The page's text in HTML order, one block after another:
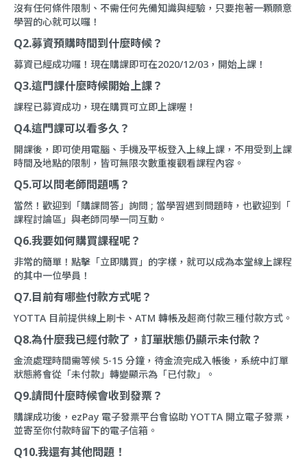
沒有任何條件限制、不需任何先備知識與經驗，只要抱著一顆願意
學習的心就可以囉！
Q2.募資預購時間到什麼時候？
募資已經成功囉！現在購課即可在2020/12/03，開始上課！
Q3.這門課什麼時候開始上課？
課程已募資成功，現在購買可立即上課喔！
Q4.這門課可以看多久？
開課後，即可使用電腦、手機及平板登入上線上課，不用受到上課
時間及地點的限制，皆可無限次數重複觀看課程內容。
Q5.可以問老師問題嗎？
當然！歡迎到「購課問答」詢問 ; 當學習遇到問題時，也歡迎到「
課程討論區 」與老師同學一同互動。
Q6.我要如何購買課程呢？
非常的簡單！點擊「立即購買」的字樣，就可以成為本堂線上課程
的其中一位學員！
Q7.目前有哪些付款方式呢？
YOTTA 目前提供線上刷卡、ATM 轉帳及超商付款三種付款方式。
Q8.為什麼我已經付款了，訂單狀態仍顯示未付款？
金流處理時間需等候 5-15 分鐘，待金流完成入帳後，系統中訂單
狀態將會從「未付款」轉變顯示為「已付款」。
Q9.請問什麼時候會收到發票？
購課成功後，ezPay 電子發票平台會協助 YOTTA 開立電子發票，
並寄至你付款時留下的電子信箱。
Q10.我還有其他問題！